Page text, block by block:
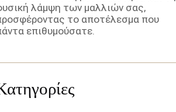
λάμψη των μαλλιών σας,
το αποτέλεσμα που
επιθυμούσατε.